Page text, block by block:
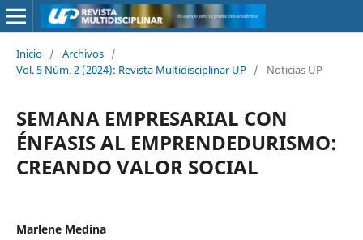
Inicio / Archivos /
Vol. 5 Núm. 2 (2024): Revista Multidisciplinar UP / Noticias UP
SEMANA EMPRESARIAL CON
ÉNFASIS AL EMPRENDEDURISMO:
CREANDO VALOR SOCIAL
Marlene Medina